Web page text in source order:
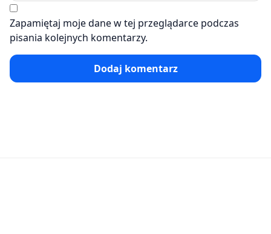
Zapamiętaj moje dane w tej przeglądarce podczas
pisania kolejnych komentarzy.
Dodaj komentarz